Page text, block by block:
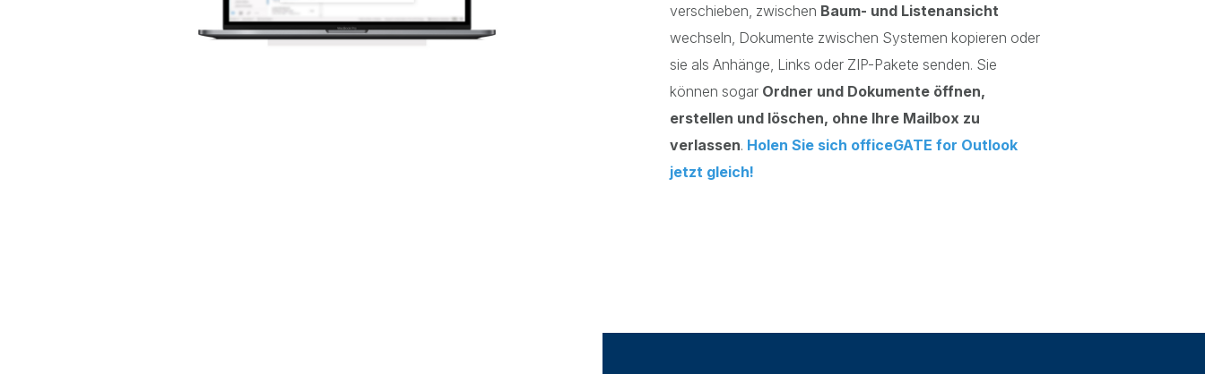
verschieben, zwischen Baum- und Listenansicht
wechseln, Dokumente zwischen Systemen kopieren oder
sie als Anhänge, Links oder ZIP-Pakete senden. Sie
können sogar Ordner und Dokumente öffnen,
erstellen und löschen, ohne Ihre Mailbox zu
verlassen. Holen Sie sich officeGATE for Outlook
jetzt gleich!